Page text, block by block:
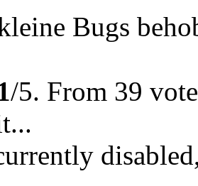
Bugs
/5. From 39